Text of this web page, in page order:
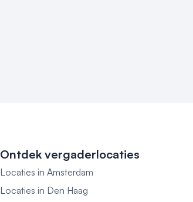
Ontdek vergaderlocaties
Locaties in Amsterdam
Locaties in Den Haag